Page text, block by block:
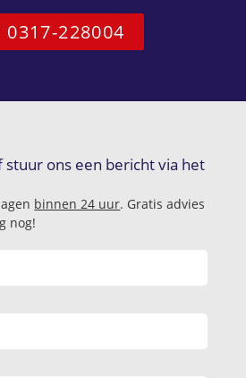
0317-228004
stuur ons een bericht via het
binnen 24 uur. Gratis advies
nog!